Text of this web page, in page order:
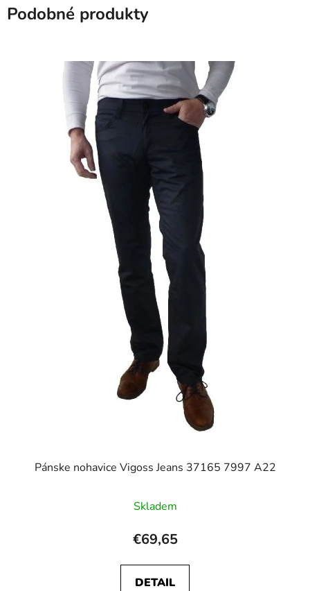
Podobné produkty
Pánske nohavice Vigoss Jeans 37165 7997 A22
Skladem
€69,65
DETAIL